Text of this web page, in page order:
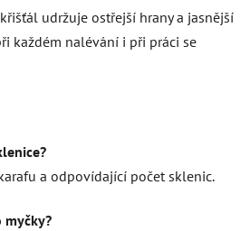
udržuje ostřejší hrany a jasnější
každém nalévání i při práci se
a odpovídající počet sklenic.
myčky?